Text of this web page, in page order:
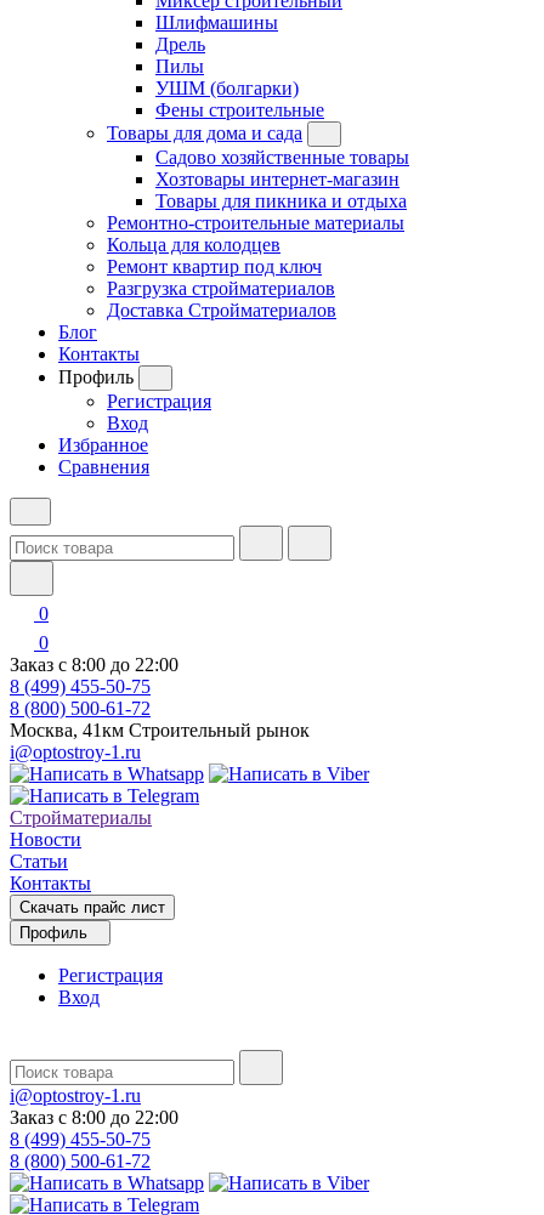
Шлифмашины
Дрель
Пилы
УШМ (болгарки)
Фены строительные
Товары для дома и сада
Садово хозяйственные товары
Хозтовары интернет-магазин
Товары для пикника и отдыха
Ремонтно-строительные материалы
Кольца для колодцев
Ремонт квартир под ключ
Разгрузка стройматериалов
Доставка Стройматериалов
Блог
Контакты
Профиль
Регистрация
Вход
Избранное
Сравнения
0
0
Заказ с 8:00 до 22:00
8 (499) 455-50-75
8 (800) 500-61-72
Москва, 41км Строительный рынок
i@optostroy-1.ru
Стройматериалы
Новости
Статьи
Контакты
Скачать прайс лист
Профиль
Регистрация
Вход
i@optostroy-1.ru
Заказ с 8:00 до 22:00
8 (499) 455-50-75
8 (800) 500-61-72